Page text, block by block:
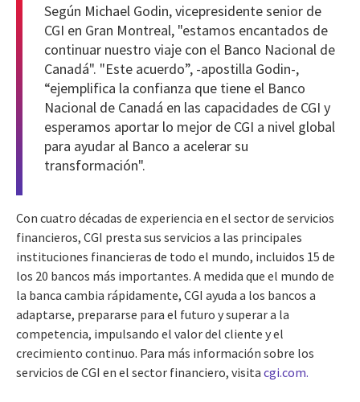
Según Michael Godin, vicepresidente senior de
CGI en Gran Montreal, "estamos encantados de
continuar nuestro viaje con el Banco Nacional de
Canadá". "Este acuerdo”, -apostilla Godin-,
“ejemplifica la confianza que tiene el Banco
Nacional de Canadá en las capacidades de CGI y
esperamos aportar lo mejor de CGI a nivel global
para ayudar al Banco a acelerar su
transformación".
Con cuatro décadas de experiencia en el sector de servicios
financieros, CGI presta sus servicios a las principales
instituciones financieras de todo el mundo, incluidos 15 de
los 20 bancos más importantes. A medida que el mundo de
la banca cambia rápidamente, CGI ayuda a los bancos a
adaptarse, prepararse para el futuro y superar a la
competencia, impulsando el valor del cliente y el
crecimiento continuo. Para más información sobre los
servicios de CGI en el sector financiero, visita cgi.com.